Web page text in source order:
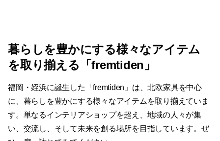
暮らしを豊かにする様々なアイテム
を取り揃える「fremtiden」
福岡・姪浜に誕生した「fremtiden」は、北欧家具を中心
に、暮らしを豊かにする様々なアイテムを取り揃えていま
す。単なるインテリアショップを超え、地域の人々が集
い、交流し、そして未来を創る場所を目指しています。ぜ